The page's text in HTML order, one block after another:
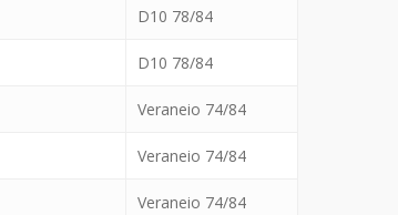
D10 78/84
D10 78/84
Veraneio 74/84
Veraneio 74/84
Veraneio 74/84